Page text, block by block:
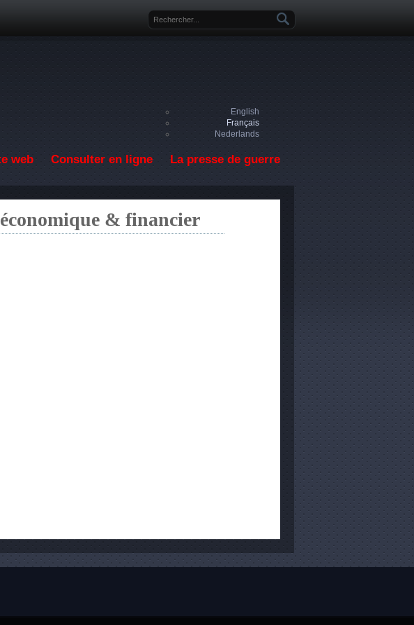
Formulaire de recherche
English
Français
Nederlands
web Consulter en ligne La presse de guerre
& financier